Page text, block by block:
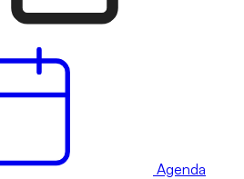
Agenda